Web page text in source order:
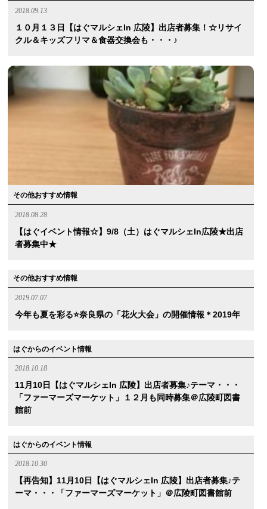
2018.09.13
１０月１３日【はぐマルシェin 広陵】出店者募集！☆リサイ
クル＆キッズフリマ＆食器交換会も・・・♪
その他おすすめ情報
2018.08.28
【はぐイベント情報☆】9/8（土）はぐマルシェin広陵★出店
者募集中★
その他おすすめ情報
2019.07.07
今年も夏を彩る⭐️奈良県の「花火大会」の開催情報＊2019年
はぐからのイベント情報
2018.10.18
11月10日【はぐマルシェin 広陵】出店者募集♪テーマ・・・
「ファーマーズマーケット」１２月も同時募集＠広陵町図書
館前
はぐからのイベント情報
2018.10.30
【再告知】11月10日【はぐマルシェin 広陵】出店者募集♪テ
ーマ・・・「ファーマーズマーケット」＠広陵町図書館前